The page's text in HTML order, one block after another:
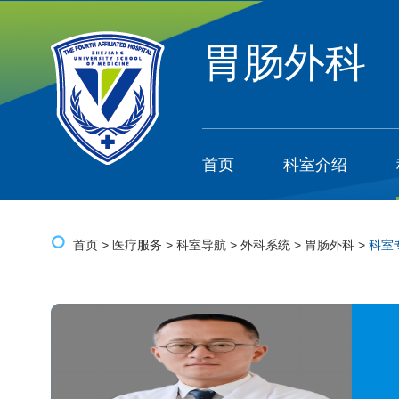
胃肠外科
首页 科室介绍
首页 > 医疗服务 > 科室导航 > 外科系统 > 胃肠外科 > 科室